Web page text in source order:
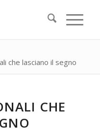
che lasciano il segno
CHE